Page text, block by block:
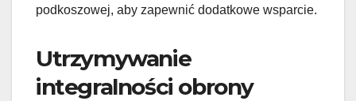
podkoszowej, aby zapewnić dodatkowe wsparcie.
Utrzymywanie
integralności obrony